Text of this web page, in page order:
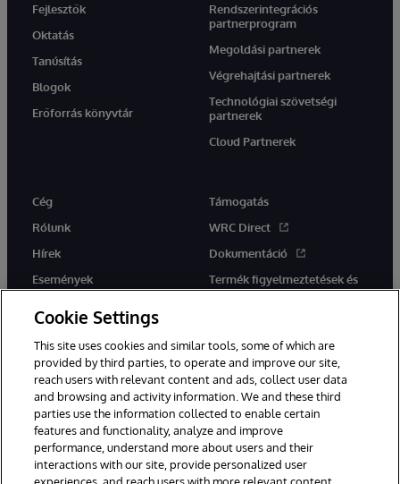
Fejlesztők
Oktatás
Tanúsítás
Blogok
Erőforrás könyvtár
Rendszerintegrációs
partnerprogram
Megoldási partnerek
Végrehajtási partnerek
Technológiai szövetségi
partnerek
Cloud Partnerek
Cég
Rólunk
Hírek
Események
Támogatás
WRC Direct
Dokumentáció
Termék figyelmeztetések és
tanácsok
Ez a weboldal gépi fordítást használ. Bármilyen fordítási konfliktus
esetén az oldal angol nyelvű változata élvez elsőbbséget.
© 1996-2026 InterSystems Corporation, Boston, MA. Minden jog
fenntartva.
Cookie Settings
This site uses cookies and similar tools, some of which are
provided by third parties, to operate and improve our site,
reach users with relevant content and ads, collect user data
and browsing and activity information. We and these third
parties use the information collected to enable certain
features and functionality, analyze and improve
performance, understand more about users and their
interactions with our site, provide personalized user